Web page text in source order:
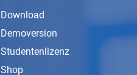
Download
Demoversion
Studentenlizenz
Shop